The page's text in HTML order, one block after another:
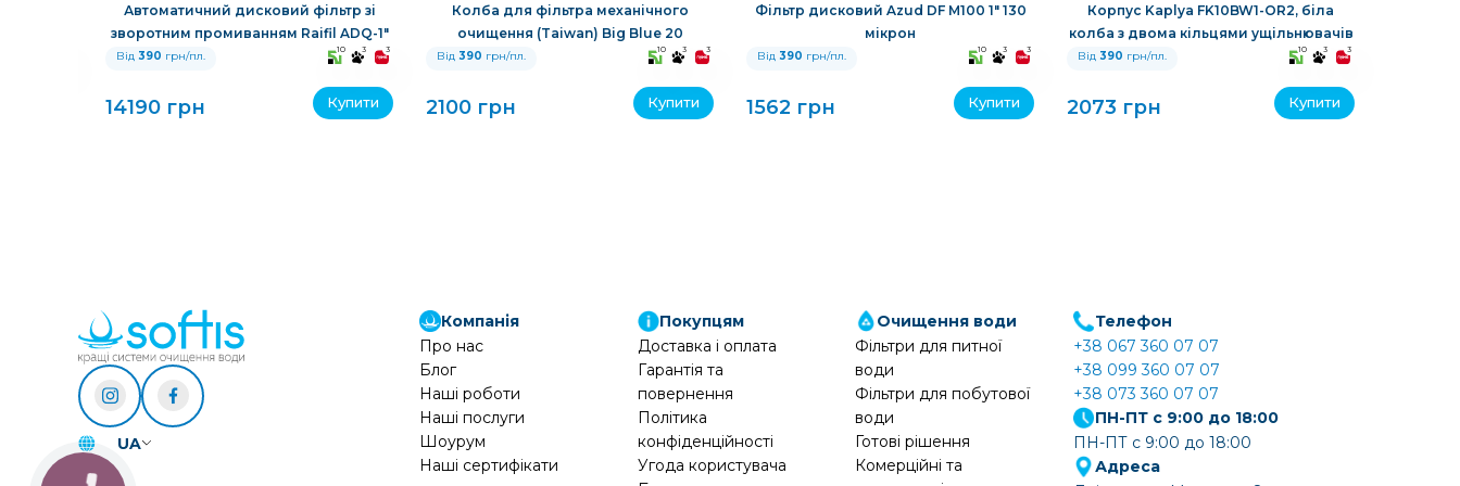
Автоматичний дисковий фільтр зі
зворотним промиванням Raifil ADQ-1"
Від 390 грн/пл. 10 3 3
14190 грн Купити
Колба для фільтра механічного
очищення (Taiwan) Big Blue 20
Від 390 грн/пл. 10 3 3
2100 грн Купити
Фільтр дисковий Azud DF M100 1" 130
мікрон
Від 390 грн/пл. 10 3 3
1562 грн Купити
Корпус Kaplya FK10BW1-OR2, біла
колба з двома кільцями ущільнювачів
Від 390 грн/пл. 10 3 3
2073 грн Купити
UA
Компанія
Про нас
Блог
Наші роботи
Наші послуги
Шоурум
Наші сертифікати
Покупцям
Доставка і оплата
Гарантія та
повернення
Політика
конфіденційності
Угода користувача
Очищення води
Фільтри для питної
води
Фільтри для побутової
води
Готові рішення
Комерційні та
Телефон
+38 067 360 07 07
+38 099 360 07 07
+38 073 360 07 07
ПН-ПТ с 9:00 до 18:00
ПН-ПТ с 9:00 до 18:00
Адреса